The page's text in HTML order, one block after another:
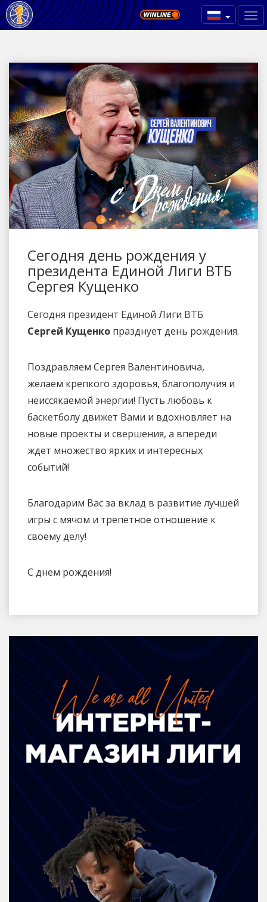
Сегодня день рождения у
президента Единой Лиги ВТБ
Сергея Кущенко
Сегодня президент Единой Лиги ВТБ
Сергей Кущенко празднует день рождения.
Поздравляем Сергея Валентиновича,
желаем крепкого здоровья, благополучия и
неиссякаемой энергии! Пусть любовь к
баскетболу движет Вами и вдохновляет на
новые проекты и свершения, а впереди
ждет множество ярких и интересных
событий!
Благодарим Вас за вклад в развитие лучшей
игры с мячом и трепетное отношение к
своему делу!
С днем рождения!